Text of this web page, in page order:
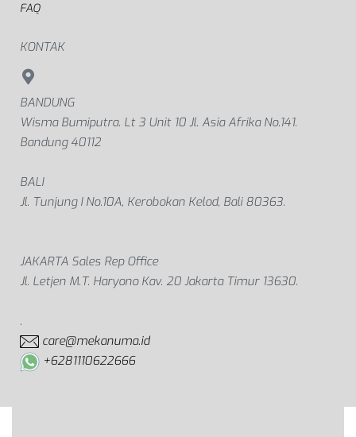
FAQ
KONTAK
BANDUNG
Wisma Bumiputra. Lt 3 Unit 10 Jl. Asia Afrika No.141.
Bandung 40112
BALI
Jl. Tunjung I No.10A, Kerobokan Kelod, Bali 80363.
JAKARTA Sales Rep Office
Jl. Letjen M.T. Haryono Kav. 20 Jakarta Timur 13630.
.
care@mekanuma.id
+6281110622666